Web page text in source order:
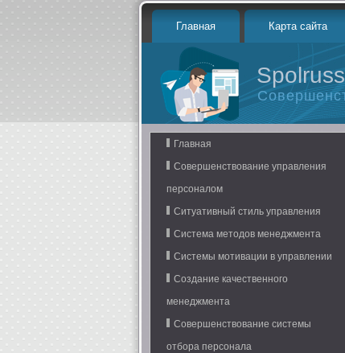
Главная Карта сайта
Главная
Совершенствование управления
персоналом
Ситуативный стиль управления
Система методов менеджмента
Системы мотивации в управлении
Создание качественного
менеджмента
Совершенствование системы
отбора персонала